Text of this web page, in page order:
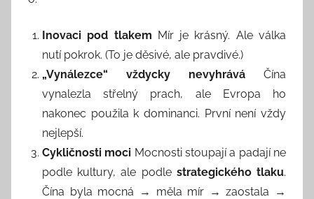
Inovaci pod tlakem Mír je krásný. Ale válka
nutí pokrok. (To je děsivé, ale pravdivé.)
„Vynálezce“ vždycky nevyhrává Čína
vynalezla střelný prach, ale Evropa ho
nakonec použila k dominanci. První není vždy
nejlepší.
Cykličnosti moci Mocnosti stoupají a padají ne
podle kultury, ale podle strategického tlaku.
Čína byla mocná → měla mír → zaostala →